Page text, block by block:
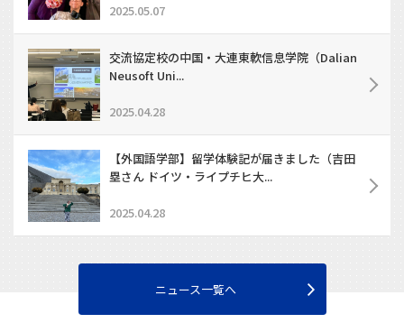
2025.05.07
交流協定校の中国・大連東軟信息学院（Dalian
Neusoft Uni...
2025.04.28
【外国語学部】留学体験記が届きました（吉田
塁さん ドイツ・ライプチヒ大...
2025.04.28
ニュース⼀覧へ